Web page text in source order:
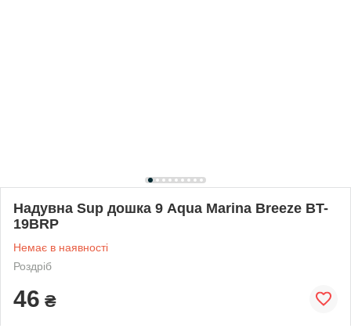
Надувна Sup дошка 9 Aqua Marina Breeze BT-
19BRP
Немає в наявності
Роздріб
46 ₴